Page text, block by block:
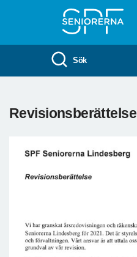
Sök
Revisionsberättelse